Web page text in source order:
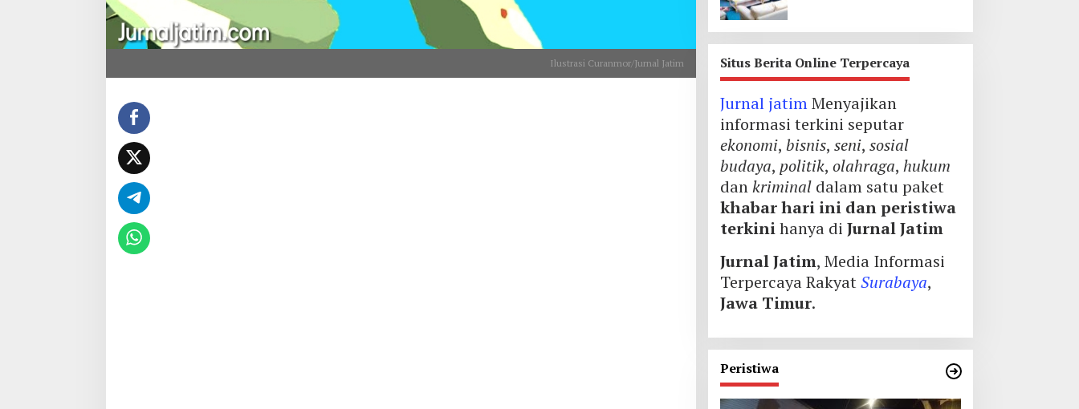
Ilustrasi Curanmor/Jurnal Jatim Situs Berita Online Terpercaya
Jurnal jatimMenyajikan
informasi terkini seputar
ekonomi, bisnis, seni, sosial
budaya, politik, olahraga, hukum
dankriminaldalam satu paket
khabar hari ini dan peristiwa
terkinihanya di Jurnal Jatim
Jurnal Jatim, Media Informasi
Terpercaya RakyatSurabaya,
Jawa Timur.
Peristiwa